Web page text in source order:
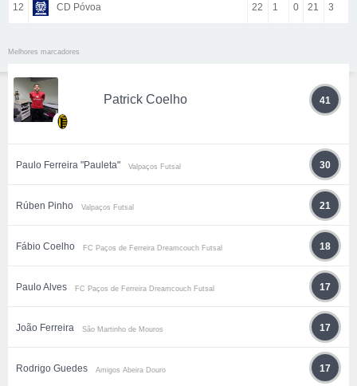
12 CD Póvoa 22 1 0 21 3
Melhores marcadores
Patrick Coelho 41
Paulo Ferreira "Pauleta" Valpaços Futsal 30
Rúben Pinho Valpaços Futsal 21
Fábio Coelho FC Paços de Ferreira Dreamcouch Futsal 18
Paulo Alves FC Paços de Ferreira Dreamcouch Futsal 17
João Ferreira São Martinho de Mouros 17
Rodrigo Guedes Amigos Abeira Douro 17